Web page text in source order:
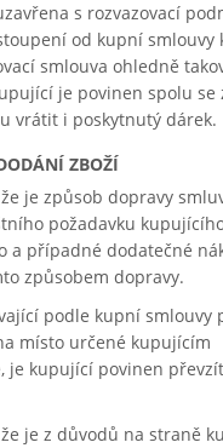
s rozvazovací
od kupní smlouvy
smlouva ohledně
je povinen spolu se
vrátit i poskytnutý dárek.
ZBOŽÍ
je způsob dopravy
požadavku
a případné dodatečné
způsobem dopravy.
podle kupní smlouvy
místo určené kupujícím
je kupující povinen
je z důvodů na straně